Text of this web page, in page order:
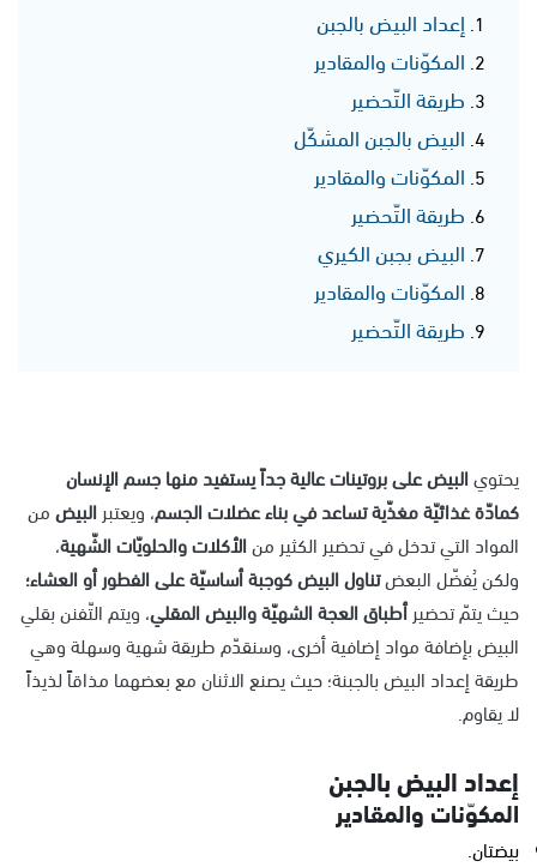
إعداد البيض بالجبن
المكوّنات والمقادير
طريقة التّحضير
البيض بالجبن المشكّل
المكوّنات والمقادير
طريقة التّحضير
البيض بجبن الكيري
المكوّنات والمقادير
طريقة التّحضير
يحتويالبيض على بروتينات عالية جداً يستفيد منها جسم الإنسان
كمادّة غذائيّة مغذّية تساعد في بناء عضلات الجسم، ويعتبرالبيضمن
المواد التي تدخل في تحضير الكثير منالأكلات والحلويّات الشّهية،
ولكن يُفضّل البعضتناول البيض كوجبة أساسيّة على الفطور أو العشاء؛
حيث يتمّ تحضيرأطباق العجة الشهيّة والبيض المقلي، ويتم التّفنن بقلي
البيض بإضافة مواد إضافية أخرى، وسنقدّم طريقة شهية وسهلة وهي
طريقة إعداد البيض بالجبنة؛ حيث يصنع الاثنان مع بعضهما مذاقاً لذيذاً
لا يقاوم.
إعداد البيض بالجبن
المكوّنات والمقادير
بيضتان.